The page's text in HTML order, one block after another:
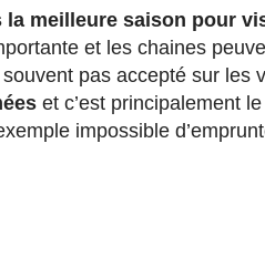
la meilleure saison pour
et les chaines
souvent pas accepté sur les
et c’est principalement
impossible